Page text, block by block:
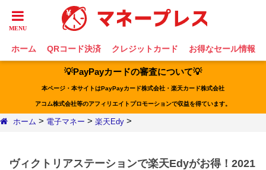
ホーム QRコード決済 クレジットカード お得なセール情報
💡PayPayカードの審査について💡
本ページ・本サイトはPayPayカード株式会社・楽天カード株式会社
アコム株式会社等のアフィリエイトプロモーションで収益を得ています。
ホーム > 電子マネー > 楽天Edy >
ヴィクトリアステーションで楽天Edyがお得！2021